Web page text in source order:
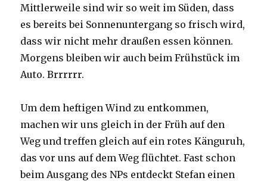
Mittlerweile sind wir so weit im Süden, dass
es bereits bei Sonnenuntergang so frisch wird,
dass wir nicht mehr draußen essen können.
Morgens bleiben wir auch beim Frühstück im
Auto. Brrrrrr.
Um dem heftigen Wind zu entkommen,
machen wir uns gleich in der Früh auf den
Weg und treffen gleich auf ein rotes Känguruh,
das vor uns auf dem Weg flüchtet. Fast schon
beim Ausgang des NPs entdeckt Stefan einen